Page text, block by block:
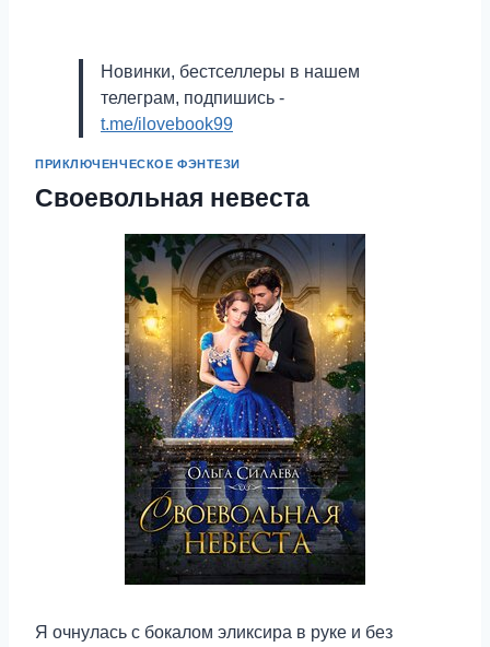
Новинки, бестселлеры в нашем
телеграм, подпишись -
t.me/ilovebook99
ПРИКЛЮЧЕНЧЕСКОЕ ФЭНТЕЗИ
Своевольная невеста
Я очнулась с бокалом эликсира в руке и без